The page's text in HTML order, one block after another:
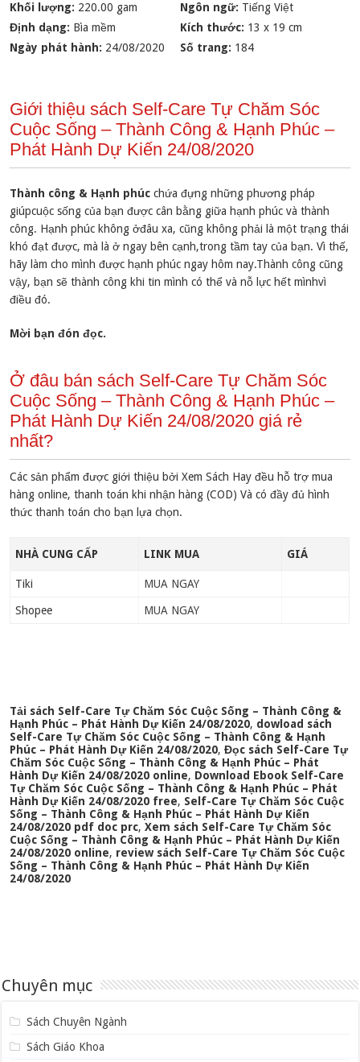
Khối lượng: 220.00 gam Ngôn ngữ: Tiếng Việt
Định dạng: Bìa mềm Kích thước: 13 x 19 cm
Ngày phát hành: 24/08/2020 Số trang: 184
Giới thiệu sách Self-Care Tự Chăm Sóc
Cuộc Sống – Thành Công & Hạnh Phúc –
Phát Hành Dự Kiến 24/08/2020
Thành công & Hạnh phúc chứa đựng những phương pháp
giúpcuộc sống của bạn được cân bằng giữa hạnh phúc và thành
công. Hạnh phúc không ởđâu xa, cũng không phải là một trạng thái
khó đạt được, mà là ở ngay bên cạnh,trong tầm tay của bạn. Vì thế,
hãy làm cho mình được hạnh phúc ngay hôm nay.Thành công cũng
vậy, bạn sẽ thành công khi tin mình có thể và nỗ lực hết mìnhvì
điều đó.
Mời bạn đón đọc.
Ở đâu bán sách Self-Care Tự Chăm Sóc
Cuộc Sống – Thành Công & Hạnh Phúc –
Phát Hành Dự Kiến 24/08/2020 giá rẻ
nhất?
Các sản phẩm được giới thiệu bởi Xem Sách Hay đều hỗ trợ mua
hàng online, thanh toán khi nhận hàng (COD) Và có đầy đủ hình
thức thanh toán cho bạn lựa chọn.
NHÀ CUNG CẤP LINK MUA GIÁ
Tiki MUA NGAY
Shopee MUA NGAY
Tải sách Self-Care Tự Chăm Sóc Cuộc Sống – Thành Công &
Hạnh Phúc – Phát Hành Dự Kiến 24/08/2020, dowload sách
Self-Care Tự Chăm Sóc Cuộc Sống – Thành Công & Hạnh
Phúc – Phát Hành Dự Kiến 24/08/2020,Đọc sách Self-Care Tự
Chăm Sóc Cuộc Sống – Thành Công & Hạnh Phúc – Phát
Hành Dự Kiến 24/08/2020 online, Download Ebook Self-Care
Tự Chăm Sóc Cuộc Sống – Thành Công & Hạnh Phúc – Phát
Hành Dự Kiến 24/08/2020 free, Self-Care Tự Chăm Sóc Cuộc
Sống – Thành Công & Hạnh Phúc – Phát Hành Dự Kiến
24/08/2020 pdf doc prc,Xem sách Self-Care Tự Chăm Sóc
Cuộc Sống – Thành Công & Hạnh Phúc – Phát Hành Dự Kiến
24/08/2020 online, review sách Self-Care Tự Chăm Sóc Cuộc
Sống – Thành Công & Hạnh Phúc – Phát Hành Dự Kiến
24/08/2020
Chuyên mục
Sách Chuyên Ngành
Sách Giáo Khoa